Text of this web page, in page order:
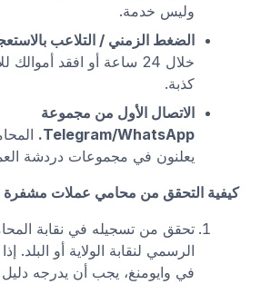
وليس خدمة.
الضغط الزمني / التلاعب
خلال 24 ساعة أو افقد
كذبة.
الاتصال الأول من مجموعة
Telegram/WhatsApp.
يعلنون في مجموعات دردشة
كيفية التحقق من محامي عملات
تحقق من تسجيله في نقابة
الرسمي لنقابة الولاية أو البلد.
في وايومنغ، يجب أن يدرجه